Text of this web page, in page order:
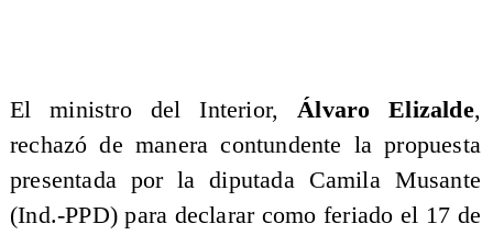
El ministro del Interior,Álvaro Elizalde,
rechazó de manera contundente la propuesta
presentada por la diputada Camila Musante
(Ind.-PPD) para declarar como feriado el 17 de